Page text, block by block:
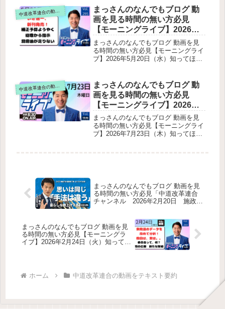
制改革・補正予算修正選挙制度改革と
定数削減の一体議論
をテキスト要約
ュース / 生配信 】をテキスト要約議
員定数削減・審議の進め方医療×工学
の連携（医工連携セミナー）税制改正
協議（公明党提案）高次脳機能障害支
援法の成立選挙制度改革の議論その他
中道改革連合の動画をテキスト要約
まっさんのなんでもブログ 動
画を見る時間の無い方必見
【モーニングライブ】2026年5
月20日（水）知ってほしい今
日のニュースを厳選！いさ進
一が生解説する新聞情報【 15
/ 中道動画 】をテキスト要約
まっさんのなんでもブログ 動画を見
る時間の無い方必見【モーニングライ
ブ】2026年5月20日（水）知ってほし
治ニュース / 生配信 / 中道動画 】をテ
キスト要約新刊出版の告知今日・明日
の予定政治テーマ①：補正予算の指示
がようやく出た背景今回の動き公明党
の主張（竹谷代表）政治テーマ②：誹
謗中傷動画問題政治テーマ③：潤滑油
不足の現場の声経産省の説明：いさ氏
の見解：政治テーマ④：ガソリン価格
中道改革連合の動画をテキスト要約
まっさんのなんでもブログ 動
画を見る時間の無い方必見
【モーニングライブ】2026年7
月23日（木）知ってほしい今
日のニュースを厳選！いさ進
一が生解説する新聞情報【 15
まっさんのなんでもブログ 動画を見
る時間の無い方必見【モーニングライ
ブ】2026年7月23日（木）知ってほし
見解皇位継承制度の議論（公明新聞2
面）障害者就労支援の成功事例（公明
新聞3面）公明新聞4面：宇宙関連の記
事紹介終わりの挨拶
まっさんのなんでもブログ 動画を見
る時間の無い方必見「中道改革連合
チャンネル 2026年2月20日 施政方
まっさんのなんでもブログ 動画を見
る時間の無い方必見【モーニングラ
イブ】2026年2月24日（火）知ってほ
をテキスト要約
ホーム 中道改革連合の動画をテキスト要約